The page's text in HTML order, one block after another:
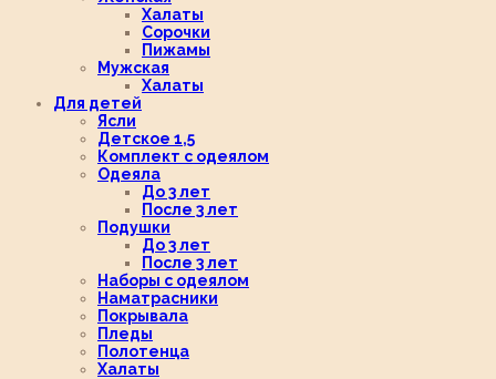
Халаты
Сорочки
Пижамы
Мужская
Халаты
Для детей
Ясли
Детское 1,5
Комплект с одеялом
Одеяла
До 3 лет
После 3 лет
Подушки
До 3 лет
После 3 лет
Наборы с одеялом
Наматрасники
Покрывала
Пледы
Полотенца
Халаты